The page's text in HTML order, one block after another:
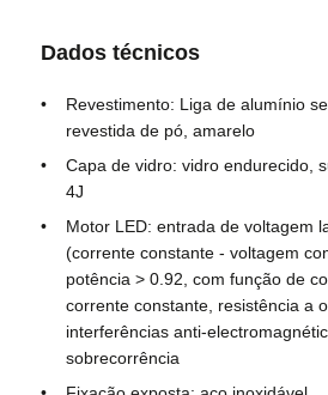
Caixa à prova de explosão
interruptor à prova de explosão
Glândulas de cabo à prova de
tomada e soquete à prova de
Dados técnicos
Revestimento: Liga de alumínio
revestida de pó, amarelo
Capa de vidro: vidro endurecido,
4J
Motor LED: entrada de voltagem
(corrente constante - voltagem
potência > 0.92, com função de
corrente constante, resistência a
interferências anti-
sobrecorrência